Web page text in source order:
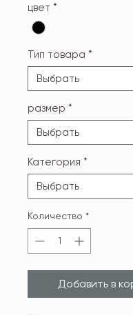
цвет *
Тип товара *
размер *
Категория *
Количество *
Добавить в